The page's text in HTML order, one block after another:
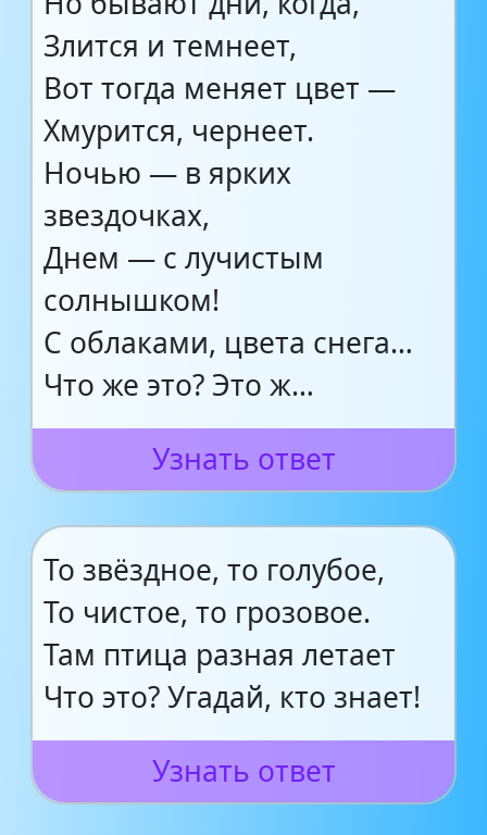
Злится и темнеет,
Вот тогда меняет цвет —
Хмурится, чернеет.
Ночью — в ярких
звездочках,
Днем — с лучистым
солнышком!
С облаками, цвета снега…
Что же это? Это ж…
Узнать ответ
То звёздное, то голубое,
То чистое, то грозовое.
Там птица разная летает
Что это? Угадай, кто знает!
Узнать ответ